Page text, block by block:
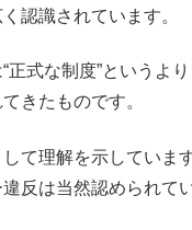
認識されています。
正式な制度”というよ
きたものです。
て理解を示していま
反は当然認められて